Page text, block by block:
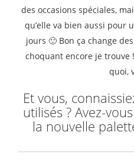
des occasions spéciales,
qu’elle va bien aussi pour
jours 🙂 Bon ça change
choquant encore je trouve
quoi,
Et vous,
utilisés ? Avez-
la nouvelle